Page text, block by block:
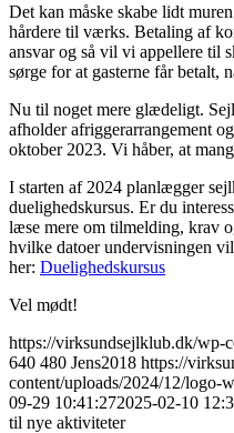
Det kan måske skabe lidt
hårdere til værks. Betaling af
ansvar og så vil vi appellere til
sørge for at gasterne får betalt,
Nu til noget mere glædeligt.
afholder afriggerarrangement
oktober 2023. Vi håber, at
I starten af 2024 planlægger
duelighedskursus. Er du
læse mere om tilmelding, krav
hvilke datoer undervisningen
her: Duelighedskursus
Vel mødt!
https://virksundsejlklub.dk/wp-
640 480 Jens2018 https://
content/uploads/2024/12/logo-
09-29 10:41:272025-02-10
til nye aktiviteter